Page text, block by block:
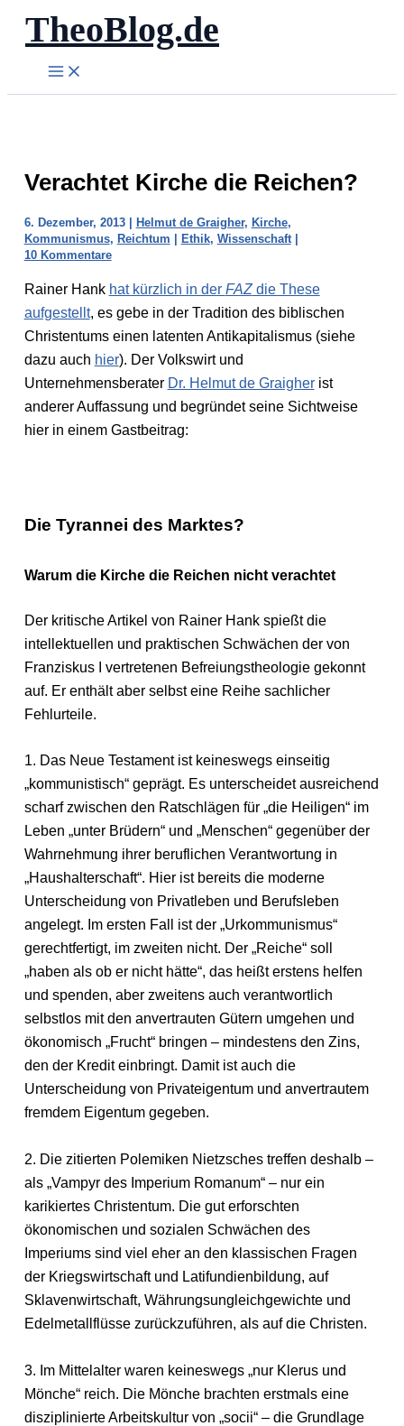
Zum
Inhalt
springen
TheoBlog.de
Verachtet Kirche die Reichen?
6. Dezember, 2013 | Helmut de Graigher, Kirche,
Kommunismus, Reichtum | Ethik, Wissenschaft|
10 Kommentare
Rainer Hank hat kürzlich in der FAZdie These
aufgestellt, es gebe in der Tradition des biblischen
Christentums einen latenten Antikapitalismus (siehe
dazu auch hier). Der Volkswirt und
Unternehmensberater Dr. Helmut de Graigherist
anderer Auffassung und begründet seine Sichtweise
hier in einem Gastbeitrag:
Die Tyrannei des Marktes?
Warum die Kirche die Reichen nicht verachtet
Der kritische Artikel von Rainer Hank spießt die
intellektuellen und praktischen Schwächen der von
Franziskus I vertretenen Befreiungstheologie gekonnt
auf. Er enthält aber selbst eine Reihe sachlicher
Fehlurteile.
1. Das Neue Testament ist keineswegs einseitig
„kommunistisch“ geprägt. Es unterscheidet ausreichend
scharf zwischen den Ratschlägen für „die Heiligen“ im
Leben „unter Brüdern“ und „Menschen“ gegenüber der
Wahrnehmung ihrer beruflichen Verantwortung in
„Haushalterschaft“. Hier ist bereits die moderne
Unterscheidung von Privatleben und Berufsleben
angelegt. Im ersten Fall ist der „Urkommunismus“
gerechtfertigt, im zweiten nicht. Der „Reiche“ soll
„haben als ob er nicht hätte“, das heißt erstens helfen
und spenden, aber zweitens auch verantwortlich
selbstlos mit den anvertrauten Gütern umgehen und
ökonomisch „Frucht“ bringen – mindestens den Zins,
den der Kredit einbringt. Damit ist auch die
Unterscheidung von Privateigentum und anvertrautem
fremdem Eigentum gegeben.
2. Die zitierten Polemiken Nietzsches treffen deshalb –
als „Vampyr des Imperium Romanum“ – nur ein
karikiertes Christentum. Die gut erforschten
ökonomischen und sozialen Schwächen des
Imperiums sind viel eher an den klassischen Fragen
der Kriegswirtschaft und Latifundienbildung, auf
Sklavenwirtschaft, Währungsungleichgewichte und
Edelmetallflüsse zurückzuführen, als auf die Christen.
3. Im Mittelalter waren keineswegs „nur Klerus und
Mönche“ reich. Die Mönche brachten erstmals eine
disziplinierte Arbeitskultur von „socii“ – die Grundlage